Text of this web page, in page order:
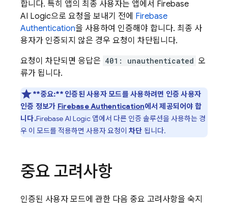
합니다. 특히 앱의 최종 사용자는 앱에서 Firebase
AI Logic으로 요청을 보내기 전에 Firebase
Authentication을 사용하여 인증해야 합니다. 최종 사
용자가 인증되지 않은 경우 요청이 차단됩니다.
요청이 차단되면 응답은 401: unauthenticated 오
류가 됩니다.
**중요:**인증된 사용자 모드를 사용하려면 인증 사용자
인증 정보가 Firebase Authentication에서 제공되어야 합
니다.Firebase AI Logic앱에서 다른 인증 솔루션을 사용하는 경
우 이 모드를 적용하면 사용자 요청이 차단 됩니다.
중요 고려사항
인증된 사용자 모드에 관한 다음 중요 고려사항을 숙지